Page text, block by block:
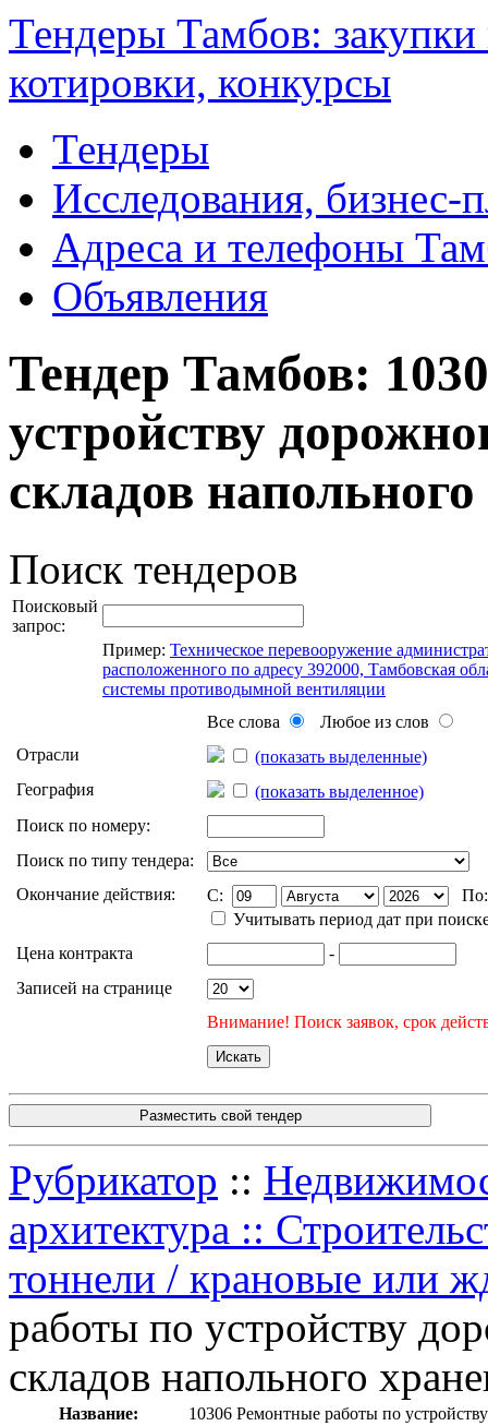
Тендеры Тамбов:
котировки, конкурсы
Тендеры
Исследования, бизнес-
Адреса и телефоны
Объявления
Тендер Тамбов:
устройству
складов
Поиск тендеров
Поисковый
запрос:
Пример: Техническое перевооружение
расположенного по адресу 392000, Тамбовская
системы противодымной вентиляции
Все слова
Любое из слов
Отрасли
(показать выделенные)
География
(показать выделенное)
Поиск по номеру:
Поиск по типу тендера:
Окончание действия:
C:
Учитывать период дат при
Цена контракта
-
Записей на странице
Внимание! Поиск заявок, срок
Разместить свой тендер
Рубрикатор ::
архитектура ::
тоннели / крановые или
работы по устройству
складов напольного
Название:
10306 Ремонтные работы по